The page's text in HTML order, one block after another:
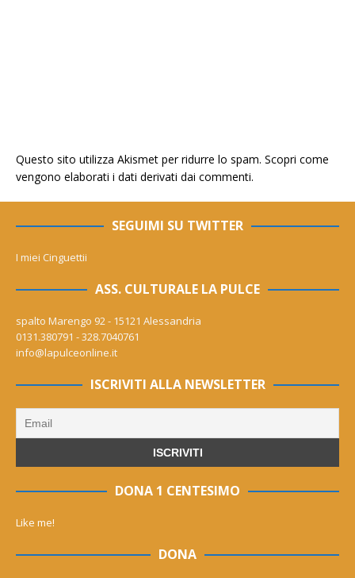
Questo sito utilizza Akismet per ridurre lo spam. Scopri come
vengono elaborati i dati derivati dai commenti.
SEGUIMI SU TWITTER
I miei Cinguettii
ASS. CULTURALE LA PULCE
spalto Marengo 92 - 15121 Alessandria
0131.380791 - 328.7040761
info@lapulceonline.it
ISCRIVITI ALLA NEWSLETTER
DONA 1 CENTESIMO
Like me!
DONA